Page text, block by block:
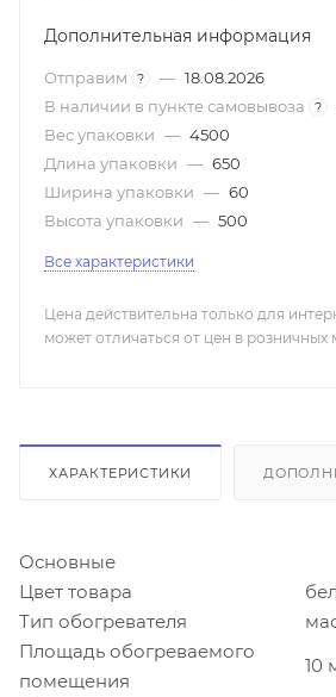
Дополнительная информация
Отправим ? — 18.08.2026
В наличии в пункте самовывоза
?
Вес упаковки — 4500
Длина упаковки — 650
Ширина упаковки — 60
Высота упаковки — 500
Все характеристики
Цена действительна только для
может отличаться от цен в розничных
ХАРАКТЕРИСТИКИ
Основные
Цвет товара
Тип обогревателя
Площадь обогреваемого
помещения
10